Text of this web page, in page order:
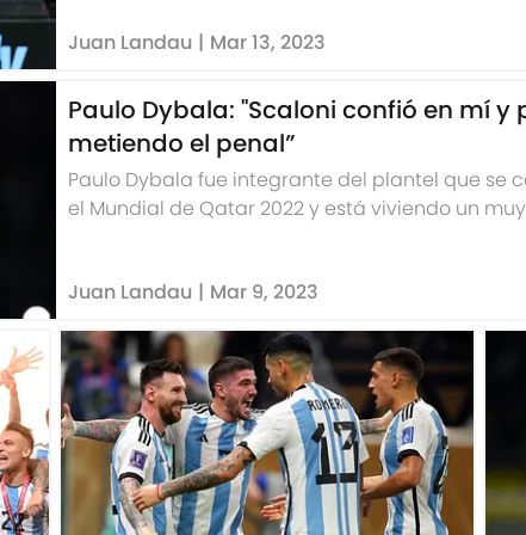
Juan Landau | Mar 13, 2023
Paulo Dybala: "Scaloni confió en mí
metiendo el penal”
Paulo Dybala fue integrante del plantel que se
el Mundial de Qatar 2022 y está viviendo un
Juan Landau | Mar 9, 2023